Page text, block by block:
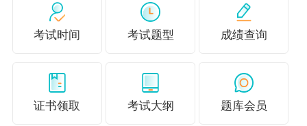
力。“我们还设立了一些专门的岗位，协调期货公
司各地所在部门与永安资本之间的关系。”葛国栋
样的岗位，未来会在其他业务量比较大的地方设
立此类站点。
考试时间 考试题型 成绩查询
证书领取 考试大纲 题库会员